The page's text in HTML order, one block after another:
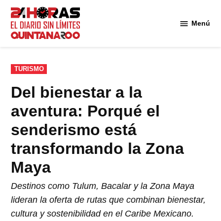
Saltar
contenido
Menú
PUBLICADO
EN
TURISMO
Del bienestar a la
aventura: Porqué el
senderismo está
transformando la Zona
Maya
Destinos como Tulum, Bacalar y la Zona Maya
lideran la oferta de rutas que combinan bienestar,
cultura y sostenibilidad en el Caribe Mexicano.